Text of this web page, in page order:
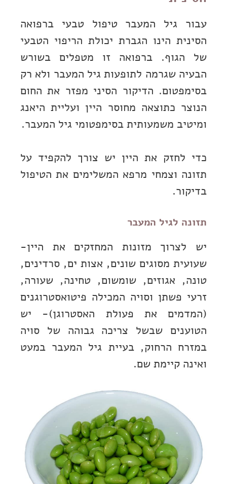
עבור גיל המעבר טיפול טבעי ברפואה
הסינית הינו הגברת יכולת הריפוי הטבעי
של הגוף. ברפואה זו מטפלים בשורש
הבעיה שגרמה לתופעות גיל המעבר ולא רק
בסימפטום. הדיקור הסיני מפזר את החום
הנוצר כתוצאה מחוסר היין ועליית היאנג
ומיטיב משמעותית בסימפטומי גיל המעבר.
כדי לחזק את היין יש צורך להקפיד על
תזונה וצמחי מרפא המשלימים את הטיפול
בדיקור.
תזונה לגיל המעבר
יש לצרוך מזונות המחזקים את היין-
שעועית מסוגים שונים, אצות ים, סרדינים,
טונה, אגוזים, שומשום, טחינה, שעורה,
זרעי פשתן וסויה המכילה פיטואסטרוגנים
(המדמים את פעולת האסטרוגן)- יש
הטוענים שבשל צריכה גבוהה של סויה
במזרח הרחוק, בעיית גיל המעבר במעט
ואינה קיימת שם.